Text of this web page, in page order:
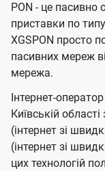
PON - це пасивно
приставки по типу
XGSPON просто
пасивних мереж
мережа.
Інтернет-
Київській
(інтернет зі
(інтернет зі
цих технологій